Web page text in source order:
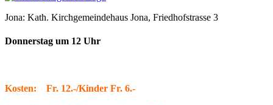
Jona: Kath. Kirchgemeindehaus Jona, Friedhofstrasse 3
Donnerstag um 12 Uhr
Kosten: Fr. 12.-/Kinder Fr. 6.-